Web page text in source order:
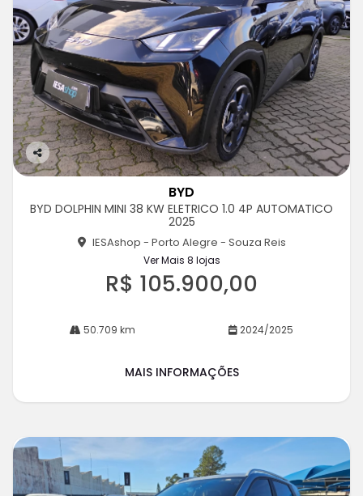
Co
rtil
BYD
BYD DOLPHIN MINI 38 KW ELETRICO 1.0 4P AUTOMATICO
2025
IESAshop - Porto Alegre - Souza Reis
Ver Mais 8 lojas
R$ 105.900,00
50.709 km 2024/2025
MAIS INFORMAÇÕES